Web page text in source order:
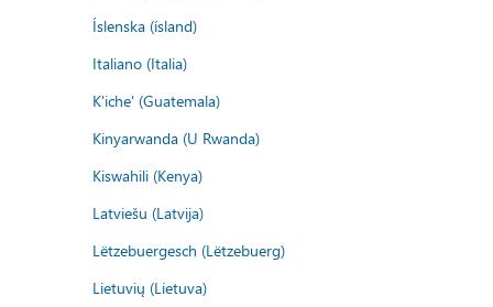
Íslenska (ísland)
Italiano (Italia)
K'iche' (Guatemala)
Kinyarwanda (U Rwanda)
Kiswahili (Kenya)
Latviešu (Latvija)
Lëtzebuergesch (Lëtzebuerg)
Lietuvių (Lietuva)